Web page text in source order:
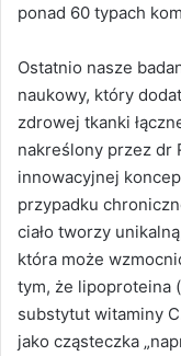
ponad 60 typach
Ostatnio nasze
naukowy, który
zdrowej tkanki
nakreślony przez dr
innowacyjnej
przypadku
ciało tworzy
która może
tym, że lipoproteina
substytut witaminy
jako cząsteczka